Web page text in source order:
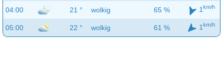
04:00 21 ° wolkig 65 % 1 km/h
05:00 22 ° wolkig 61 % 1 km/h